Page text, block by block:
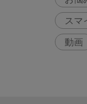
スマ
動画